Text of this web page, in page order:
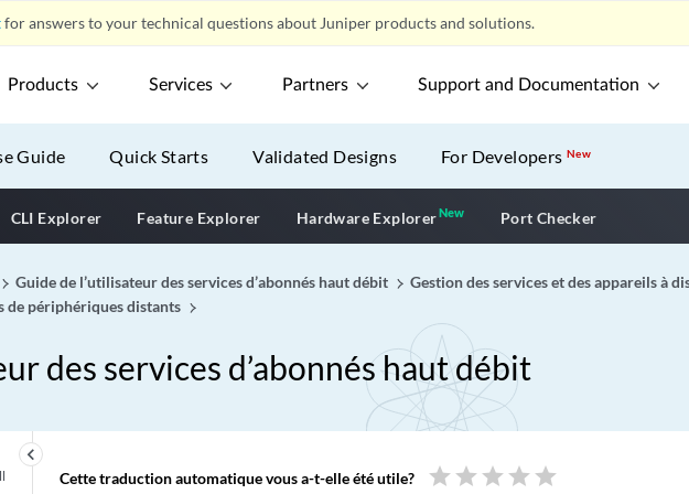
for answers to your technical questions about Juniper products and solutions.
Products Services Partners Support and Documentation
Guide Quick Starts Validated Designs For DevelopersNew
CLI Explorer Feature Explorer Hardware ExplorerNewNew application
Port Checker
Guide de l’utilisateur des services d’abonnés haut débit
Gestion des services et des appareils à
de périphériques distants
des services d’abonnés haut débit
keyboard_arrow_left
Cette traduction automatique vous a-t-elle été utile? star star star star star